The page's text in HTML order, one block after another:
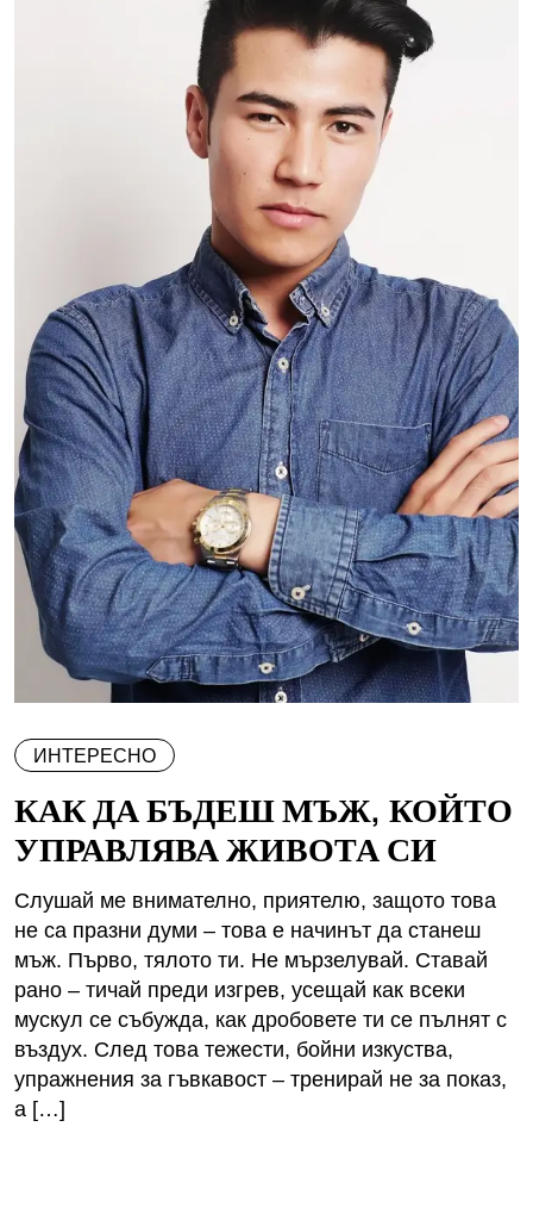
ИНТЕРЕСНО
КАК ДА БЪДЕШ МЪЖ, КОЙТО
УПРАВЛЯВА ЖИВОТА СИ
Слушай ме внимателно, приятелю, защото това
не са празни думи – това е начинът да станеш
мъж. Първо, тялото ти. Не мързелувай. Ставай
рано – тичай преди изгрев, усещай как всеки
мускул се събужда, как дробовете ти се пълнят с
въздух. След това тежести, бойни изкуства,
упражнения за гъвкавост – тренирай не за показ,
а […]